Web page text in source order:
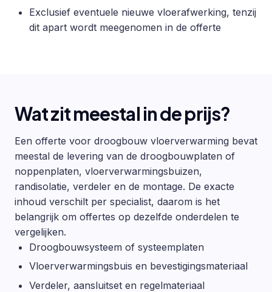
Exclusief eventuele nieuwe vloerafwerking, tenzij
dit apart wordt meegenomen in de offerte
Wat zit meestal in de prijs?
Een offerte voor droogbouw vloerverwarming bevat
meestal de levering van de droogbouwplaten of
noppenplaten, vloerverwarmingsbuizen,
randisolatie, verdeler en de montage. De exacte
inhoud verschilt per specialist, daarom is het
belangrijk om offertes op dezelfde onderdelen te
vergelijken.
Droogbouwsysteem of systeemplaten
Vloerverwarmingsbuis en bevestigingsmateriaal
Verdeler, aansluitset en regelmateriaal